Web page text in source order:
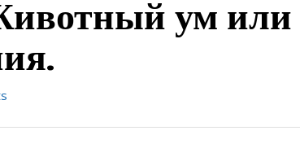
ум или